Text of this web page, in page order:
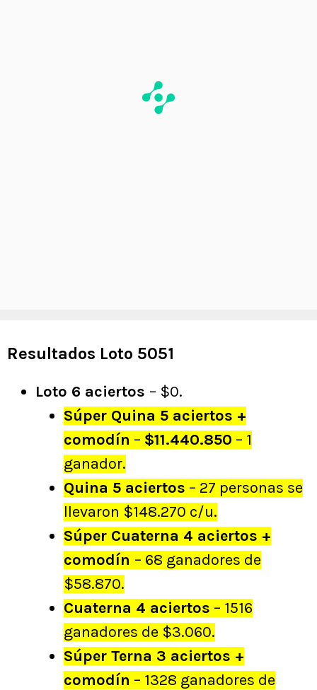
Resultados Loto 5051
Loto 6 aciertos – $0.
Súper Quina 5 aciertos +
comodín – $11.440.850 – 1
ganador.
Quina 5 aciertos – 27 personas se
llevaron $148.270 c/u.
Súper Cuaterna 4 aciertos +
comodín – 68 ganadores de
$58.870.
Cuaterna 4 aciertos – 1516
ganadores de $3.060.
Súper Terna 3 aciertos +
comodín – 1328 ganadores de